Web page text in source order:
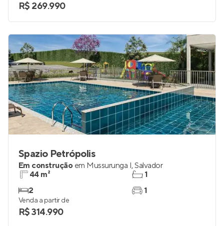
R$ 269.990
Spazio Petrópolis
Em construção em Mussurunga I,Salvador
44 m²
2
1
1
Venda a partir de
R$ 314.990